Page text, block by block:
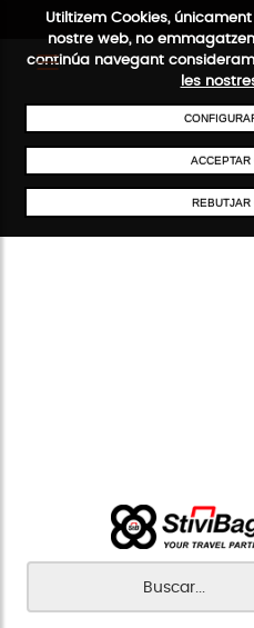
Utiltizem Cookies,
nostre web, no
continúa navegant
les
REBUTJAR
ENVIAMENTS GRATUÏTS A